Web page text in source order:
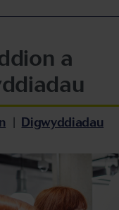
a
| Digwyddiadau